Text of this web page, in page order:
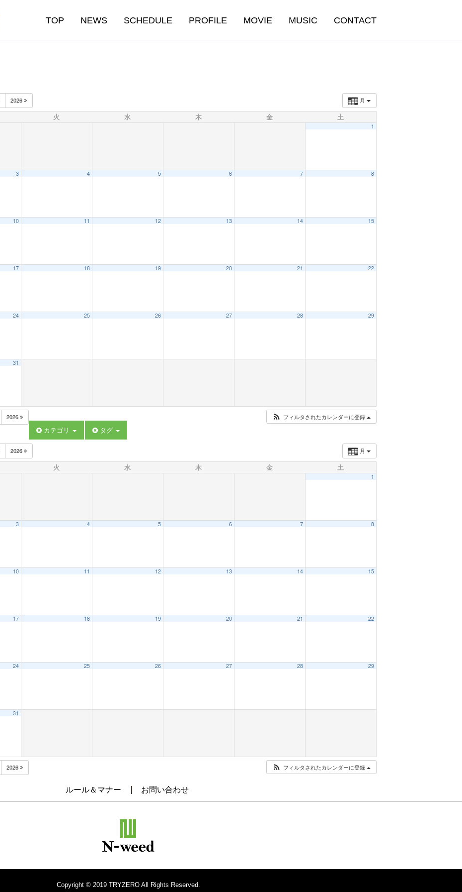
TOP NEWS SCHEDULE PROFILE MOVIE MUSIC CONTACT
月
2026
火 水 木 金 土
1
3 4 5 6 7 8
10 11 12 13 14 15
17 18 19 20 21 22
24 25 26 27 28 29
31
2026 フィルタされたカレンダーに登録
カテゴリ タグ
月
2026
火 水 木 金 土
1
3 4 5 6 7 8
10 11 12 13 14 15
17 18 19 20 21 22
24 25 26 27 28 29
31
2026 フィルタされたカレンダーに登録
ルール＆マナー お問い合わせ
Copyright © 2019 TRYZERO All Rights Reserved.